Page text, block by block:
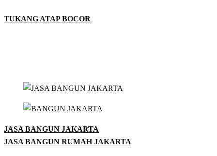
TUKANG ATAP BOCOR
JASA BANGUN JAKARTA
JASA BANGUN RUMAH JAKARTA